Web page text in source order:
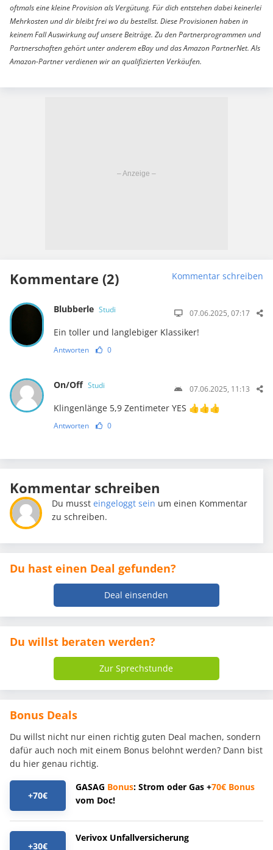
oftmals eine kleine Provision als Vergütung. Für dich entstehen dabei keinerlei
Mehrkosten und dir bleibt frei wo du bestellst. Diese Provisionen haben in
keinem Fall Auswirkung auf unsere Beiträge. Zu den Partnerprogrammen und
Partnerschaften gehört unter anderem eBay und das Amazon PartnerNet. Als
Amazon-Partner verdienen wir an qualifizierten Verkäufen.
Kommentare (2) Kommentar schreiben
Blubberle Studi 07.06.2025, 07:17
Ein toller und langlebiger Klassiker!
Antworten 0
On/Off Studi 07.06.2025, 11:13
Klingenlänge ‎5,9 Zentimeter YES 👍👍👍
Antworten 0
Kommentar schreiben
Du mussteingeloggt sein um einen Kommentar
zu schreiben.
Du hast einen Deal gefunden?
Deal einsenden
Du willst beraten werden?
Zur Sprechstunde
Bonus Deals
Du willst nicht nur einen richtig guten Deal machen, sondern
dafür auch noch mit einem Bonus belohnt werden? Dann bist
du hier genau richtig.
+70€
GASAG Bonus: Strom oder Gas +70€ Bonus
vom Doc!
+30€
Verivox Unfallversicherung